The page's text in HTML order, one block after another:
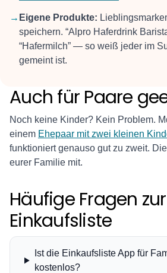
→ Eigene Produkte:
speichern. “Alpro Haferdrink
“Hafermilch” — so weiß jeder im
gemeint ist.
Auch für Paare
Noch keine Kinder? Kein Problem.
einem Ehepaar mit zwei kleinen
funktioniert genauso gut zu zweit.
eurer Familie mit.
Häufige Fragen
Einkaufsliste
Ist die Einkaufsliste App für
kostenlos?